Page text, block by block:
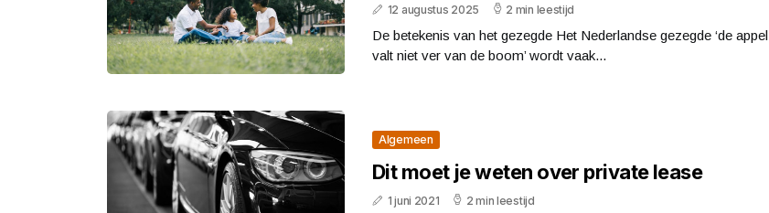
12 augustus 2025 2 min leestijd
De betekenis van het gezegde Het Nederlandse gezegde ‘de appel
valt niet ver van de boom’ wordt vaak...
Algemeen
Dit moet je weten over private lease
1 juni 2021 2 min leestijd